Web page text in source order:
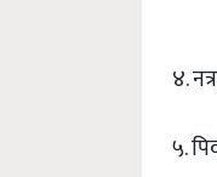
४.
५.